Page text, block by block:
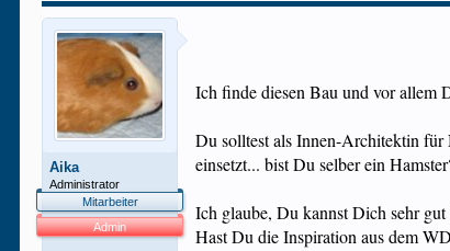
Aika
Administrator
Mitarbeiter
Admin
Ich finde diesen Bau und vor allem
Du solltest als Innen-Architektin für
einsetzt... bist Du selber ein
Ich glaube, Du kannst Dich sehr
Hast Du die Inspiration aus dem